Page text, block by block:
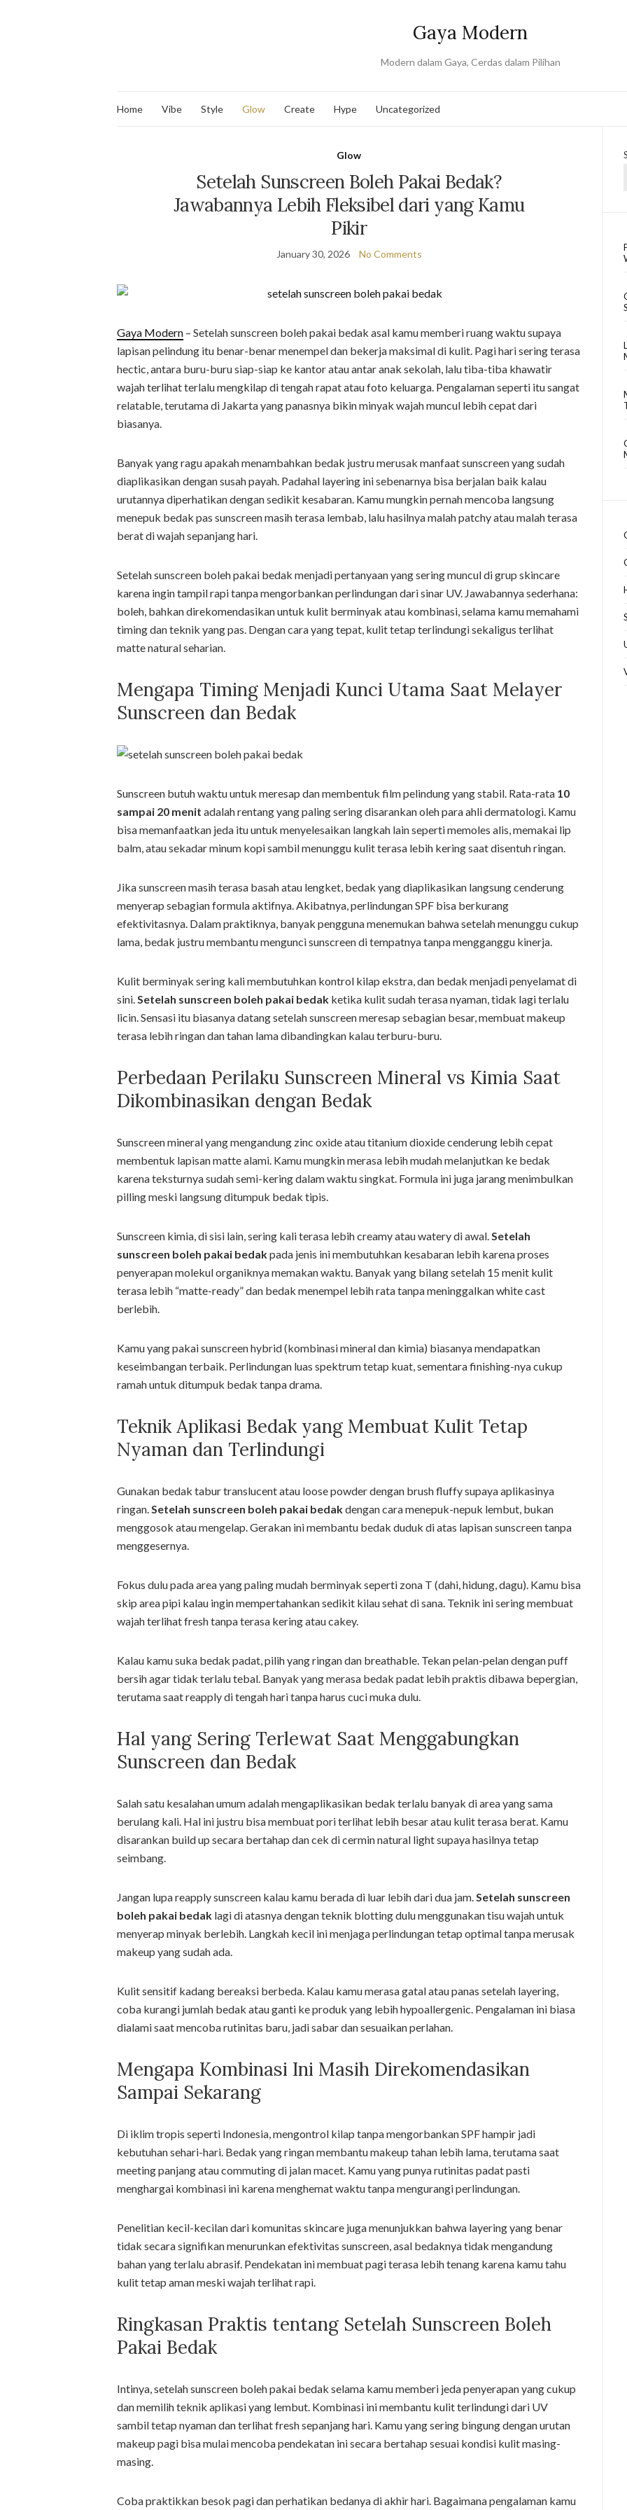
Gaya Modern
Modern dalam Gaya, Cerdas dalam Pilihan
Home Vibe Style Glow Create Hype Uncategorized
Glow
Setelah Sunscreen Boleh Pakai Bedak?
Jawabannya Lebih Fleksibel dari yang Kamu
Pikir
January 30, 2026 No Comments
Gaya Modern – Setelah sunscreen boleh pakai bedak asal kamu memberi ruang waktu supaya
lapisan pelindung itu benar-benar menempel dan bekerja maksimal di kulit. Pagi hari sering terasa
hectic, antara buru-buru siap-siap ke kantor atau antar anak sekolah, lalu tiba-tiba khawatir
wajah terlihat terlalu mengkilap di tengah rapat atau foto keluarga. Pengalaman seperti itu sangat
relatable, terutama di Jakarta yang panasnya bikin minyak wajah muncul lebih cepat dari
biasanya.
Banyak yang ragu apakah menambahkan bedak justru merusak manfaat sunscreen yang sudah
diaplikasikan dengan susah payah. Padahal layering ini sebenarnya bisa berjalan baik kalau
urutannya diperhatikan dengan sedikit kesabaran. Kamu mungkin pernah mencoba langsung
menepuk bedak pas sunscreen masih terasa lembab, lalu hasilnya malah patchy atau malah terasa
berat di wajah sepanjang hari.
Setelah sunscreen boleh pakai bedak menjadi pertanyaan yang sering muncul di grup skincare
karena ingin tampil rapi tanpa mengorbankan perlindungan dari sinar UV. Jawabannya sederhana:
boleh, bahkan direkomendasikan untuk kulit berminyak atau kombinasi, selama kamu memahami
timing dan teknik yang pas. Dengan cara yang tepat, kulit tetap terlindungi sekaligus terlihat
matte natural seharian.
Mengapa Timing Menjadi Kunci Utama Saat Melayer
Sunscreen dan Bedak
Sunscreen butuh waktu untuk meresap dan membentuk film pelindung yang stabil. Rata-rata 10
sampai 20 menit adalah rentang yang paling sering disarankan oleh para ahli dermatologi. Kamu
bisa memanfaatkan jeda itu untuk menyelesaikan langkah lain seperti memoles alis, memakai lip
balm, atau sekadar minum kopi sambil menunggu kulit terasa lebih kering saat disentuh ringan.
Jika sunscreen masih terasa basah atau lengket, bedak yang diaplikasikan langsung cenderung
menyerap sebagian formula aktifnya. Akibatnya, perlindungan SPF bisa berkurang
efektivitasnya. Dalam praktiknya, banyak pengguna menemukan bahwa setelah menunggu cukup
lama, bedak justru membantu mengunci sunscreen di tempatnya tanpa mengganggu kinerja.
Kulit berminyak sering kali membutuhkan kontrol kilap ekstra, dan bedak menjadi penyelamat di
sini.Setelah sunscreen boleh pakai bedak ketika kulit sudah terasa nyaman, tidak lagi terlalu
licin. Sensasi itu biasanya datang setelah sunscreen meresap sebagian besar, membuat makeup
terasa lebih ringan dan tahan lama dibandingkan kalau terburu-buru.
Perbedaan Perilaku Sunscreen Mineral vs Kimia Saat
Dikombinasikan dengan Bedak
Sunscreen mineral yang mengandung zinc oxide atau titanium dioxide cenderung lebih cepat
membentuk lapisan matte alami. Kamu mungkin merasa lebih mudah melanjutkan ke bedak
karena teksturnya sudah semi-kering dalam waktu singkat. Formula ini juga jarang menimbulkan
pilling meski langsung ditumpuk bedak tipis.
Sunscreen kimia, di sisi lain, sering kali terasa lebih creamy atau watery di awal.Setelah
sunscreen boleh pakai bedakpada jenis ini membutuhkan kesabaran lebih karena proses
penyerapan molekul organiknya memakan waktu. Banyak yang bilang setelah 15 menit kulit
terasa lebih “matte-ready” dan bedak menempel lebih rata tanpa meninggalkan white cast
berlebih.
Kamu yang pakai sunscreen hybrid (kombinasi mineral dan kimia) biasanya mendapatkan
keseimbangan terbaik. Perlindungan luas spektrum tetap kuat, sementara finishing-nya cukup
ramah untuk ditumpuk bedak tanpa drama.
Teknik Aplikasi Bedak yang Membuat Kulit Tetap
Nyaman dan Terlindungi
Gunakan bedak tabur translucent atau loose powder dengan brush fluffy supaya aplikasinya
ringan.Setelah sunscreen boleh pakai bedakdengan cara menepuk-nepuk lembut, bukan
menggosok atau mengelap. Gerakan ini membantu bedak duduk di atas lapisan sunscreen tanpa
menggesernya.
Fokus dulu pada area yang paling mudah berminyak seperti zona T (dahi, hidung, dagu). Kamu bisa
skip area pipi kalau ingin mempertahankan sedikit kilau sehat di sana. Teknik ini sering membuat
wajah terlihat fresh tanpa terasa kering atau cakey.
Kalau kamu suka bedak padat, pilih yang ringan dan breathable. Tekan pelan-pelan dengan puff
bersih agar tidak terlalu tebal. Banyak yang merasa bedak padat lebih praktis dibawa bepergian,
terutama saat reapply di tengah hari tanpa harus cuci muka dulu.
Hal yang Sering Terlewat Saat Menggabungkan
Sunscreen dan Bedak
Salah satu kesalahan umum adalah mengaplikasikan bedak terlalu banyak di area yang sama
berulang kali. Hal ini justru bisa membuat pori terlihat lebih besar atau kulit terasa berat. Kamu
disarankan build up secara bertahap dan cek di cermin natural light supaya hasilnya tetap
seimbang.
Jangan lupa reapply sunscreen kalau kamu berada di luar lebih dari dua jam.Setelah sunscreen
boleh pakai bedak lagi di atasnya dengan teknik blotting dulu menggunakan tisu wajah untuk
menyerap minyak berlebih. Langkah kecil ini menjaga perlindungan tetap optimal tanpa merusak
makeup yang sudah ada.
Kulit sensitif kadang bereaksi berbeda. Kalau kamu merasa gatal atau panas setelah layering,
coba kurangi jumlah bedak atau ganti ke produk yang lebih hypoallergenic. Pengalaman ini biasa
dialami saat mencoba rutinitas baru, jadi sabar dan sesuaikan perlahan.
Mengapa Kombinasi Ini Masih Direkomendasikan
Sampai Sekarang
Di iklim tropis seperti Indonesia, mengontrol kilap tanpa mengorbankan SPF hampir jadi
kebutuhan sehari-hari. Bedak yang ringan membantu makeup tahan lebih lama, terutama saat
meeting panjang atau commuting di jalan macet. Kamu yang punya rutinitas padat pasti
menghargai kombinasi ini karena menghemat waktu tanpa mengurangi perlindungan.
Penelitian kecil-kecilan dari komunitas skincare juga menunjukkan bahwa layering yang benar
tidak secara signifikan menurunkan efektivitas sunscreen, asal bedaknya tidak mengandung
bahan yang terlalu abrasif. Pendekatan ini membuat pagi terasa lebih tenang karena kamu tahu
kulit tetap aman meski wajah terlihat rapi.
Ringkasan Praktis tentang Setelah Sunscreen Boleh
Pakai Bedak
Intinya, setelah sunscreen boleh pakai bedak selama kamu memberi jeda penyerapan yang cukup
dan memilih teknik aplikasi yang lembut. Kombinasi ini membantu kulit terlindungi dari UV
sambil tetap nyaman dan terlihat fresh sepanjang hari. Kamu yang sering bingung dengan urutan
makeup pagi bisa mulai mencoba pendekatan ini secara bertahap sesuai kondisi kulit masing-
masing.
Coba praktikkan besok pagi dan perhatikan bedanya di akhir hari. Bagaimana pengalaman kamu